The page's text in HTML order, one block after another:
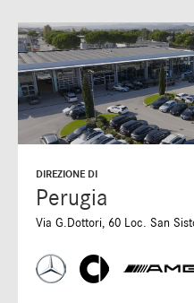
DIREZIONE DI
Perugia
Via G.Dottori, 60 Loc. San